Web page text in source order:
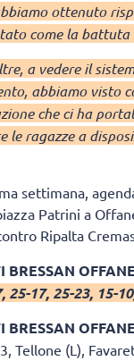
ottenuto
come la battuta
a vedere il
abbiamo visto
che ci ha
ragazze a
settimana,
Patrini a
Ripalta
BRESSAN
25-17, 25-23, 15-
BRESSAN
Tellone (L),